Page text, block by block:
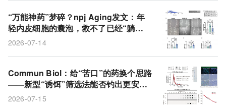
“万能神药”梦碎？npj Aging发文：年
轻内皮细胞的囊泡，救不了已经“躺
平”的衰老血管
2026-07-14
Commun Biol：给“苦口”的药换个思路
——新型“诱饵”筛选法能否钓出更安全
的止痛药？
2026-07-15